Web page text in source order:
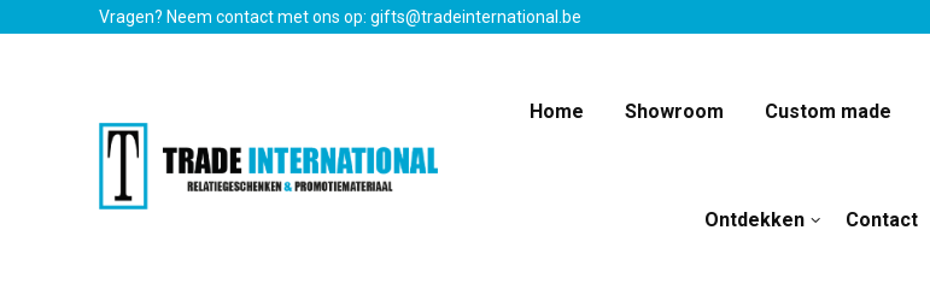
Vragen? Neem contact met ons op: gifts@tradeinternational.be
Home Showroom Custom made
Ontdekken Contact